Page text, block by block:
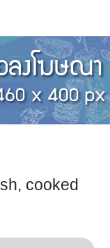
cooked